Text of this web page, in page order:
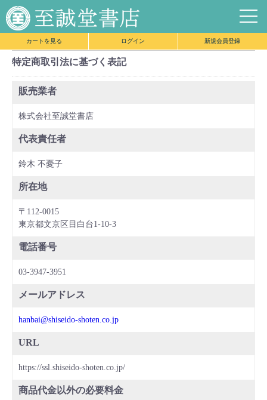
新人弁護士がよく買う本 個人法務系事務所
カートを見る ログイン 新規会員登録
特定商取引法に基づく表記
販売業者
株式会社至誠堂書店
代表責任者
鈴木 不憂子
所在地
〒112-0015
東京都文京区目白台1-10-3
電話番号
03-3947-3951
メールアドレス
hanbai@shiseido-shoten.co.jp
URL
https://ssl.shiseido-shoten.co.jp/
商品代金以外の必要料金